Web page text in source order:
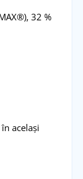
32 %
în același